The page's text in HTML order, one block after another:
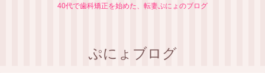
40代で歯科矯正を始めた、転妻ぷにょのブログ
ぷにょブログ